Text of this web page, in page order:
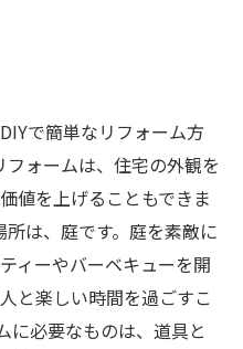
で簡単なリフォーム方
ォームは、住宅の外観を
値を上げることもできま
は、庭です。庭を素敵に
ィーやバーベキューを開
と楽しい時間を過ごすこ
に必要なものは、道具と